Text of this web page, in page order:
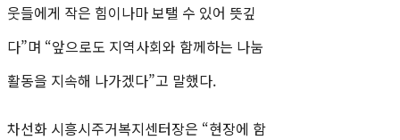
웃들에게 작은 힘이나마 보탤 수 있어 뜻깊
다”며 “앞으로도 지역사회와 함께하는 나눔
활동을 지속해 나가겠다”고 말했다.
차선화 시흥시주거복지센터장은 “현장에 함